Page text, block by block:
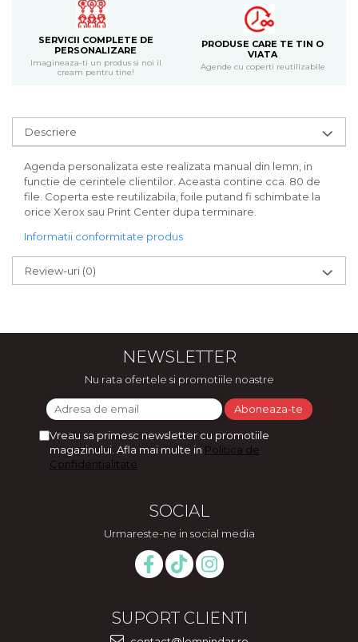
SERVICII COMPLETE DE
PERSONALIZARE
Imagineaza-ti un produs si noi il
cream pentru tine!
PRODUSE CARE TE TIN O
VIATA
Agende cu coperti reutilizabile
Descriere
Agenda personalizata este realizata manual din lemn, in
functie de cerintele clientilor. Aceasta contine cca. 80 de
file. Coperta este reutilizabila, foile putand fi schimbate la
orice Xerox sau Print Center dupa terminare.
Informatii conformitate produs
Review-uri (0)
NEWSLETTER
Nu rata ofertele si promotiile noastre
Vreau sa primesc newsletter cu promotiile
magazinului. Afla mai multe in Politica de
Confidentialitate
SOCIAL
Urmareste-ne in social media
SUPORT CLIENTI